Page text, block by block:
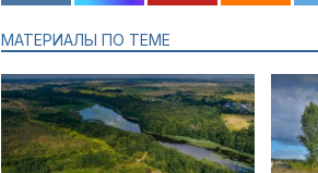
МАТЕРИАЛЫ ПО ТЕМЕ